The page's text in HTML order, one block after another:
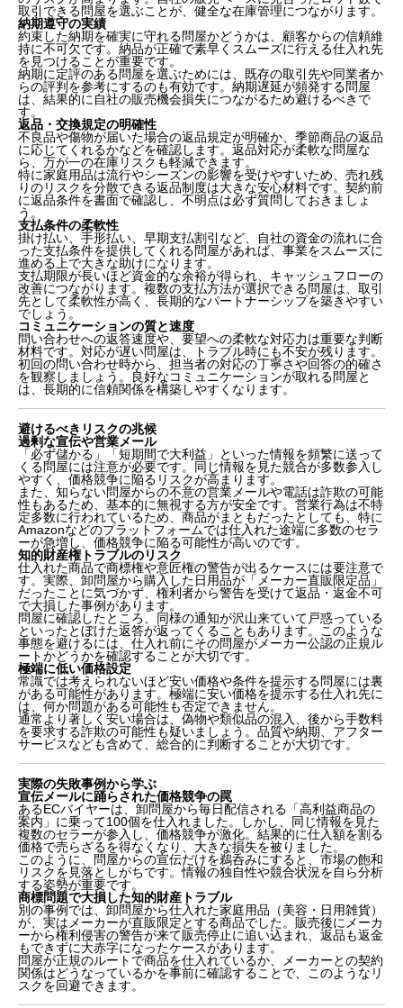
取引できる問屋を選ぶことが、健全な在庫管理につながります。
納期遵守の実績
約束した納期を確実に守れる問屋かどうかは、顧客からの信頼維
持に不可欠です。納品が正確で素早くスムーズに行える仕入れ先
を見つけることが重要です。
納期に定評のある問屋を選ぶためには、既存の取引先や同業者か
らの評判を参考にするのも有効です。納期遅延が頻発する問屋
は、結果的に自社の販売機会損失につながるため避けるべきで
す。
返品・交換規定の明確性
不良品や傷物が届いた場合の返品規定が明確か、季節商品の返品
に応じてくれるかなどを確認します。返品対応が柔軟な問屋な
ら、万が一の在庫リスクも軽減できます。
特に家庭用品は流行やシーズンの影響を受けやすいため、売れ残
りのリスクを分散できる返品制度は大きな安心材料です。契約前
に返品条件を書面で確認し、不明点は必ず質問しておきましょ
う。
支払条件の柔軟性
掛け払い、手形払い、早期支払割引など、自社の資金の流れに合
った支払条件を提供してくれる問屋があれば、事業をスムーズに
進める上で大きな助けになります。
支払期限が長いほど資金的な余裕が得られ、キャッシュフローの
改善につながります。複数の支払方法が選択できる問屋は、取引
先として柔軟性が高く、長期的なパートナーシップを築きやすい
でしょう。
コミュニケーションの質と速度
問い合わせへの返答速度や、要望への柔軟な対応力は重要な判断
材料です。対応が遅い問屋は、トラブル時にも不安が残ります。
初回の問い合わせ時から、担当者の対応の丁寧さや回答の的確さ
を観察しましょう。良好なコミュニケーションが取れる問屋と
は、長期的に信頼関係を構築しやすくなります。
避けるべきリスクの兆候
過剰な宣伝や営業メール
「必ず儲かる」「短期間で大利益」といった情報を頻繁に送って
くる問屋には注意が必要です。同じ情報を見た競合が多数参入し
やすく、価格競争に陥るリスクが高まります。
また、知らない問屋からの不意の営業メールや電話は詐欺の可能
性もあるため、基本的に無視する方が安全です。営業行為は不特
定多数に行われているため、商品がまともだったとしても、特に
Amazonなどのプラットフォームでは仕入れた途端に多数のセラ
ーが急増し、価格競争に陥る可能性が高いのです。
知的財産権トラブルのリスク
仕入れた商品で商標権や意匠権の警告が出るケースには要注意で
す。実際、卸問屋から購入した日用品が「メーカー直販限定品」
だったことに気づかず、権利者から警告を受けて返品・返金不可
で大損した事例があります。
問屋に確認したところ、同様の通知が沢山来ていて戸惑っている
といったとぼけた返答が返ってくることもあります。このような
事態を避けるには、仕入れ前にその問屋がメーカー公認の正規ル
ートかどうかを確認することが大切です。
極端に低い価格設定
常識では考えられないほど安い価格や条件を提示する問屋には裏
がある可能性があります。極端に安い価格を提示する仕入れ先に
は、何か問題がある可能性も否定できません。
通常より著しく安い場合は、偽物や類似品の混入、後から手数料
を要求する詐欺の可能性も疑いましょう。品質や納期、アフター
サービスなども含めて、総合的に判断することが大切です。
実際の失敗事例から学ぶ
宣伝メールに踊らされた価格競争の罠
あるECバイヤーは、卸問屋から毎日配信される「高利益商品の
案内」に乗って100個を仕入れました。しかし、同じ情報を見た
複数のセラーが参入し、価格競争が激化。結果的に仕入額を割る
価格で売らざるを得なくなり、大きな損失を被りました。
このように、問屋からの宣伝だけを鵜呑みにすると、市場の飽和
リスクを見落としがちです。情報の独自性や競合状況を自ら分析
する姿勢が重要です。
商標問題で大損した知的財産トラブル
別の事例では、卸問屋から仕入れた家庭用品（美容・日用雑貨）
が、実はメーカーが直販限定とする商品でした。販売後にメーカ
ーから権利侵害の警告が来て販売停止に追い込まれ、返品も返金
もできずに大赤字になったケースがあります。
問屋が正規のルートで商品を仕入れているか、メーカーとの契約
関係はどうなっているかを事前に確認することで、このようなリ
スクを回避できます。